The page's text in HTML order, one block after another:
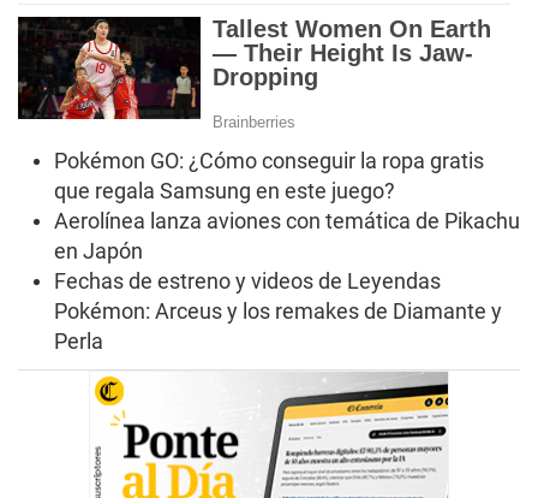
Pokémon GO: ¿Cómo conseguir la ropa gratis
que regala Samsung en este juego?
Aerolínea lanza aviones con temática de Pikachu
en Japón
Fechas de estreno y videos de Leyendas
Pokémon: Arceus y los remakes de Diamante y
Perla